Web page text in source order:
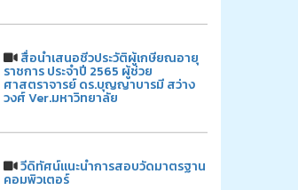
สื่อนำเสนอชีวประวัติผู้เกษียณอายุ
ราชการ ประจำปี 2565 ผู้ช่วย
ศาสตราจารย์ ดร.บุญญาบารมี สว่าง
วงศ์ Ver.มหาวิทยาลัย
วีดิทัศน์แนะนำการสอบวัดมาตรฐาน
คอมพิวเตอร์